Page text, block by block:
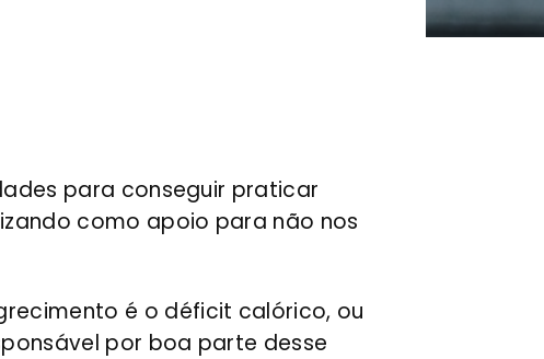
para conseguir praticar
como apoio para não nos
é o déficit calórico, ou
por boa parte desse